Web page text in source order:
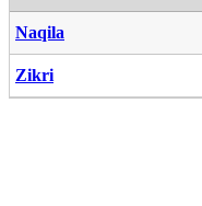
Naqila
Zikri